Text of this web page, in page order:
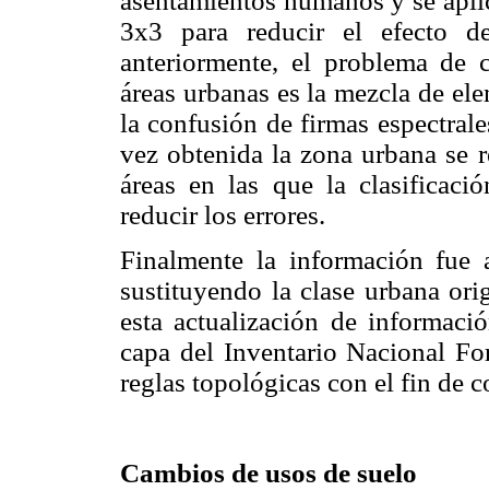
3x3 para reducir el efecto
anteriormente, el problema de
áreas urbanas es la mezcla de
la confusión de firmas
vez obtenida la zona urbana se
áreas en las que la
reducir los errores.
Finalmente la información fue
sustituyendo la clase urbana
esta actualización de
capa del Inventario Nacional
reglas topológicas con el fin de
Cambios de usos de suelo